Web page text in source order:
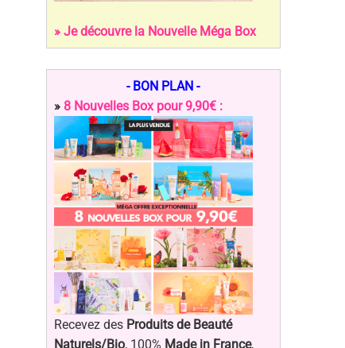
» Je découvre la Nouvelle Méga Box
- BON PLAN -
» 8 Nouvelles Box pour 9,90€ :
Recevez des Produits de Beauté
Naturels/Bio, 100% Made in France,